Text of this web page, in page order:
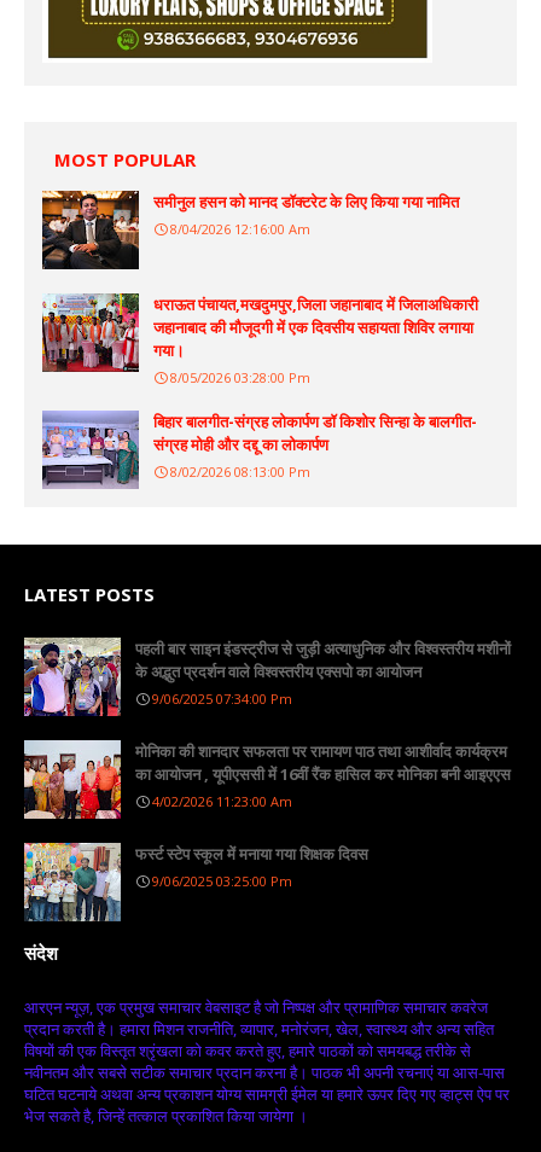
MOST POPULAR
समीनुल हसन को मानद डॉक्टरेट के लिए किया गया नामित
8/04/2026 12:16:00 Am
धराऊत पंचायत,मखदुमपुर,जिला जहानाबाद में जिलाअधिकारी
जहानाबाद की मौजूदगी में एक दिवसीय सहायता शिविर लगाया
गया।
8/05/2026 03:28:00 Pm
बिहार बालगीत-संग्रह लोकार्पण डॉ किशोर सिन्हा के बालगीत-
संग्रह मोही और दद्दू का लोकार्पण
8/02/2026 08:13:00 Pm
LATEST POSTS
पहली बार साइन इंडस्ट्रीज से जुड़ी अत्याधुनिक और विश्वस्तरीय मशीनों
के अद्भुत प्रदर्शन वाले विश्वस्तरीय एक्सपो का आयोजन
9/06/2025 07:34:00 Pm
मोनिका की शानदार सफलता पर रामायण पाठ तथा आशीर्वाद कार्यक्रम
का आयोजन , यूपीएससी में 16वीं रैंक हासिल कर मोनिका बनी आइएएस
4/02/2026 11:23:00 Am
फर्स्ट स्टेप स्कूल में मनाया गया शिक्षक दिवस
9/06/2025 03:25:00 Pm
संदेश
आरएन न्यूज़, एक प्रमुख समाचार वेबसाइट है जो निष्पक्ष और प्रामाणिक समाचार कवरेज
प्रदान करती है। हमारा मिशन राजनीति, व्यापार, मनोरंजन, खेल, स्वास्थ्य और अन्य सहित
विषयों की एक विस्तृत श्रृंखला को कवर करते हुए, हमारे पाठकों को समयबद्ध तरीके से
नवीनतम और सबसे सटीक समाचार प्रदान करना है। पाठक भी अपनी रचनाएं या आस-पास
घटित घटनाये अथवा अन्य प्रकाशन योग्य सामग्री ईमेल या हमारे ऊपर दिए गए व्हाट्स ऐप पर
भेज सकते है, जिन्हें तत्काल प्रकाशित किया जायेगा ।